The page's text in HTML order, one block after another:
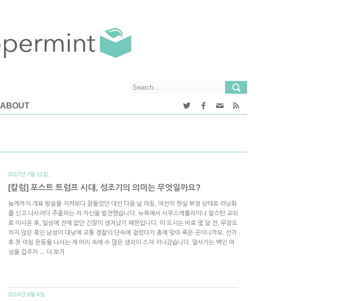
ABOUT
2017년 7월 11일.
[칼럼] 포스트 트럼프 시대, 성조기의 의미는 무엇일까요?
늦게까지 개표 방송을 지켜보다 잠들었던 대선 다음 날 아침, 여전히 현실 부정 상태로 러닝화
를 신고 나서려다 주춤하는 저 자신을 발견했습니다. 뉴욕에서 사우스캐롤라이나 찰스턴 교외
로 이사온 후, 일상에 전에 없던 긴장이 생겨났기 때문입니다. 이 도시는 바로 몇 달 전, 무장도
하지 않은 흑인 남성이 대낮에 교통 경찰의 단속에 걸렸다가 총에 맞아 죽은 곳이니까요. 선거
후 첫 아침 운동을 나서는 제 머리 속에 수 많은 생각이 스쳐 지나갔습니다. 앞서가는 백인 여
성을 겁주지
→ 더 보기
2014년 8월 6일.